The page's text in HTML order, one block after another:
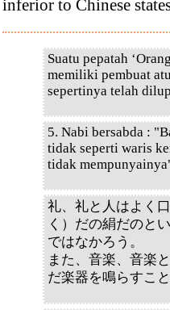
inferior to Chinese
Suatu pepatah
memiliki pembuat
sepertinya telah
5. Nabi bersabda :
tidak seperti waris
tidak
礼、礼と人はよく
く）だの絹だのと
ではなかろう。
また、音楽、音楽
だ楽器を鳴らすこ